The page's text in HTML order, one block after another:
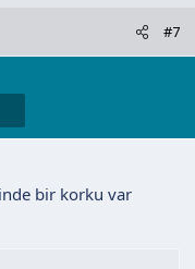
#7
bir korku var